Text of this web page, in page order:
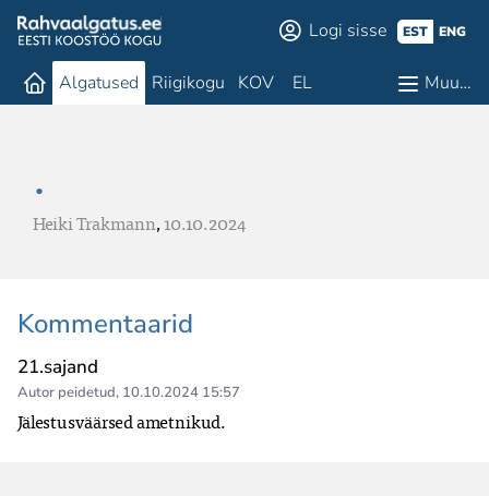
Logi sisse EST ENG
Algatused Riigikogu KOV EL Muu…
.
Heiki Trakmann,10.10.2024
Kommentaarid
21.sajand
Autor peidetud, 10.10.2024 15:57
Jälestusväärsed ametnikud.